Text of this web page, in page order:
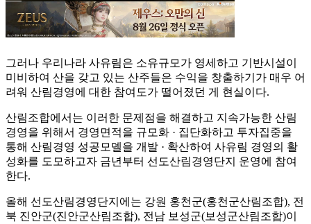
그러나 우리나라 사유림은 소유규모가 영세하고 기반시설이
미비하여 산을 갖고 있는 산주들은 수익을 창출하기가 매우 어
려워 산림경영에 대한 참여도가 떨어졌던 게 현실이다.
산림조합에서는 이러한 문제점을 해결하고 지속가능한 산림
경영을 위해서 경영면적을 규모화 · 집단화하고 투자집중을
통해 산림경영 성공모델을 개발 · 확산하여 사유림 경영의 활
성화를 도모하고자 금년부터 선도산림경영단지 운영에 참여
한다.
올해 선도산림경영단지에는 강원 홍천군(홍천군산림조합), 전
북 진안군(진안군산림조합), 전남 보성군(보성군산림조합)이